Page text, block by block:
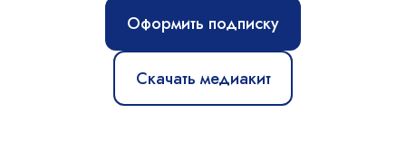
Оформить подписку
Скачать медиакит